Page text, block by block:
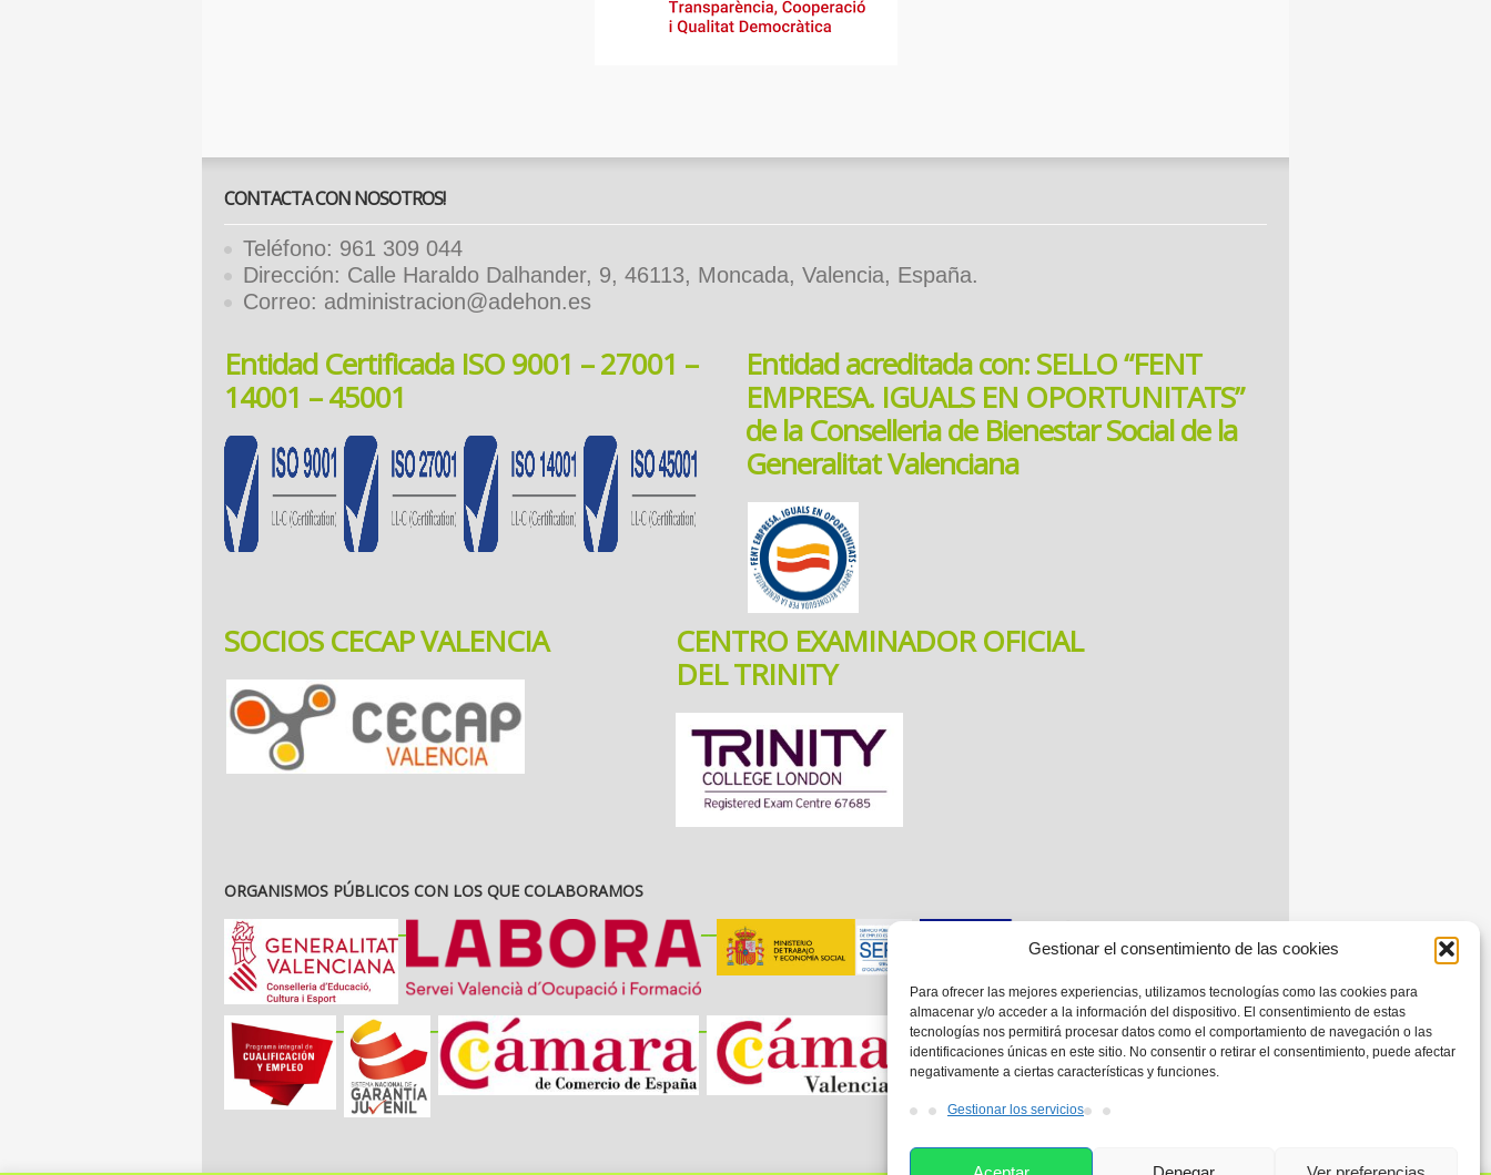
Gestionar el consentimiento de las cookies
Para ofrecer las mejores experiencias, utilizamos tecnologías como las cookies para
almacenar y/o acceder a la información del dispositivo. El consentimiento de estas
tecnologías nos permitirá procesar datos como el comportamiento de navegación o las
identificaciones únicas en este sitio. No consentir o retirar el consentimiento, puede afectar
negativamente a ciertas características y funciones.
Gestionar los servicios
CONTACTA CON NOSOTROS!
Teléfono: 961 309 044
Dirección: Calle Haraldo Dalhander, 9, 46113, Moncada, Valencia, España.
Correo: administracion@adehon.es
Entidad Certificada ISO 9001 – 27001 –
14001 – 45001
Entidad acreditada con: SELLO “FENT
EMPRESA. IGUALS EN OPORTUNITATS”
de la Conselleria de Bienestar Social de la
Generalitat Valenciana
SOCIOS CECAP VALENCIA
CENTRO EXAMINADOR OFICIAL
DEL TRINITY
ORGANISMOS PÚBLICOS CON LOS QUE COLABORAMOS